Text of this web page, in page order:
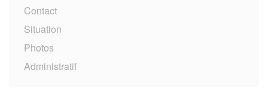
Contact
Situation
Photos
Administratif